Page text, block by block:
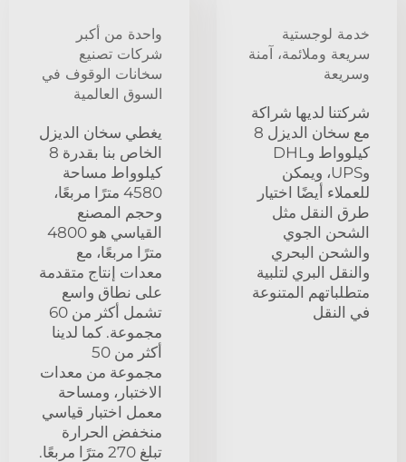
خدمة لوجستية
سريعة وملائمة، آمنة
وسريعة
شركتنا لديها شراكة
مع سخان الديزل 8
كيلوواط وDHL
وUPS، ويمكن
للعملاء أيضًا اختيار
طرق النقل مثل
الشحن الجوي
والشحن البحري
والنقل البري لتلبية
متطلباتهم المتنوعة
في النقل
واحدة من أكبر
شركات تصنيع
سخانات الوقوف في
السوق العالمية
يغطي سخان الديزل
الخاص بنا بقدرة 8
كيلوواط مساحة
4580 مترًا مربعًا،
وحجم المصنع
القياسي هو 4800
مترًا مربعًا، مع
معدات إنتاج متقدمة
على نطاق واسع
تشمل أكثر من 60
مجموعة. كما لدينا
أكثر من 50
مجموعة من معدات
الاختبار، ومساحة
معمل اختبار قياسي
منخفض الحرارة
تبلغ 270 مترًا مربعًا.